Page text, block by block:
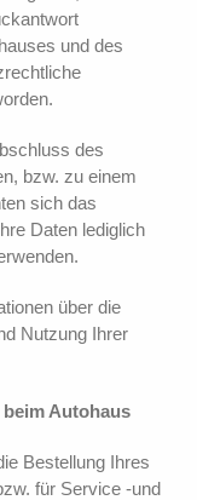
und des
des
bzw. zu einem
sich das
Daten lediglich
über die
Nutzung Ihrer
Autohaus
Bestellung Ihres
für Service -und